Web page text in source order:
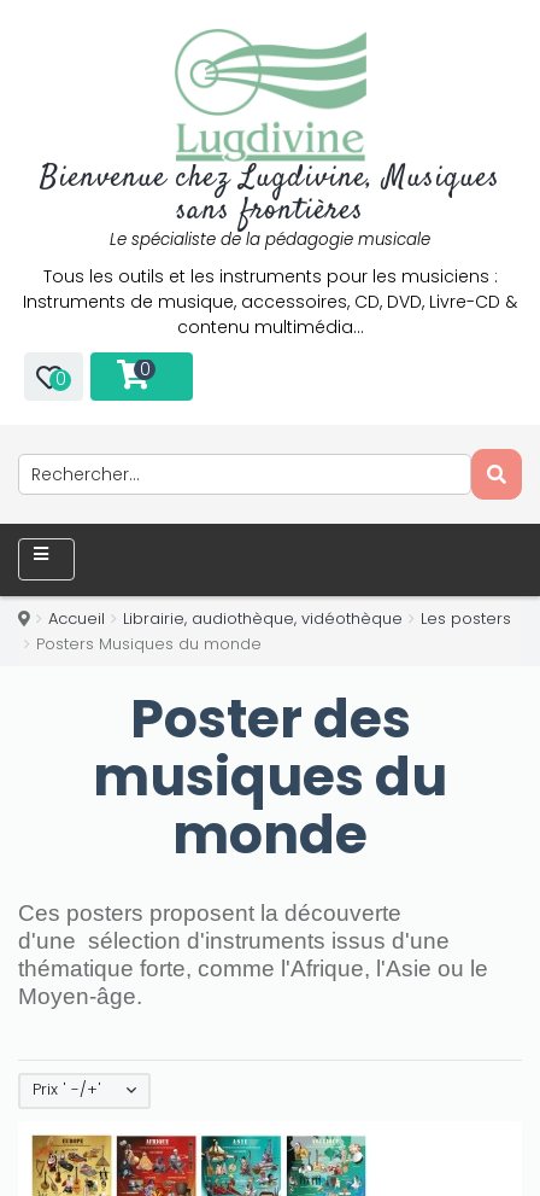
Bienvenue chez Lugdivine, Musiques
sans frontières
Le spécialiste de la pédagogie musicale
Tous les outils et les instruments pour les musiciens :
Instruments de musique, accessoires, CD, DVD, Livre-CD &
contenu multimédia…
0 0
Accueil Librairie, audiothèque, vidéothèque
Les posters
Posters Musiques du monde
Poster des
musiques du
monde
Ces posters proposent la découverte
d'une sélection d'instruments issus d'une
thématique forte, comme l'Afrique, l'Asie ou le
Moyen-âge.
Prix ' -/+'